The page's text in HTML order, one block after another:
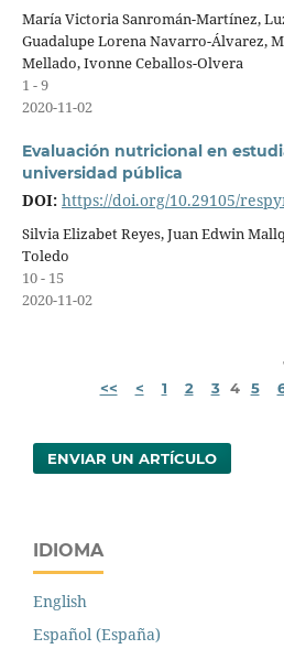
María Victoria Sanromán-Martínez,
Guadalupe Lorena Navarro-Álvarez,
Mellado, Ivonne Ceballos-Olvera
1 - 9
2020-11-02
Evaluación nutricional en
universidad pública
DOI: https://doi.org/10.29105/
Silvia Elizabet Reyes, Juan Edwin
Toledo
10 - 15
2020-11-02
<<
< 1 2 3 4 5
ENVIAR UN ARTÍCULO
IDIOMA
English
Español (España)